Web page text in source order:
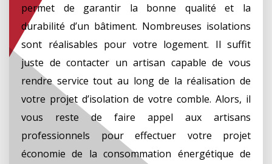
permet de garantir la bonne qualité et la
durabilité d’un bâtiment. Nombreuses isolations
sont réalisables pour votre logement. Il suffit
juste de contacter un artisan capable de vous
rendre service tout au long de la réalisation de
votre projet d’isolation de votre comble. Alors, il
vous reste de faire appel aux artisans
professionnels pour effectuer votre projet
économie de la consommation énergétique de